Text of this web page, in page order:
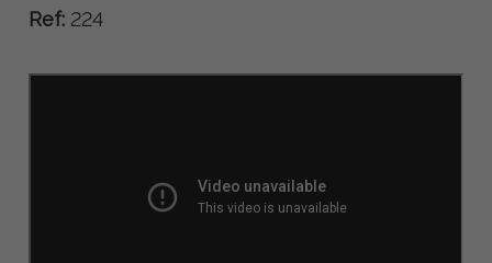
Ref: 224